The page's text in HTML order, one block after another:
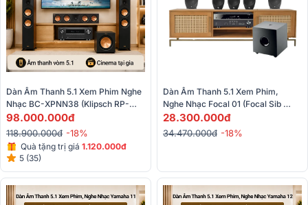
Dàn Âm Thanh 5.1 Xem Phim Nghe
Nhạc BC-XPNN38 (Klipsch RP-
8000F II, RP-502S II, RP-504C II,
R-121SW, Denon AVC-X3800H)
98.000.000đ
118.900.000đ -18%
Quà tặng trị giá 1.120.000đ
5 (35)
Dàn Âm Thanh 5.1 Xem Phim,
Nghe Nhạc Focal 01 (Focal Sib
EVO 5.1, Yamaha RX - V385)
28.300.000đ
34.470.000đ -18%